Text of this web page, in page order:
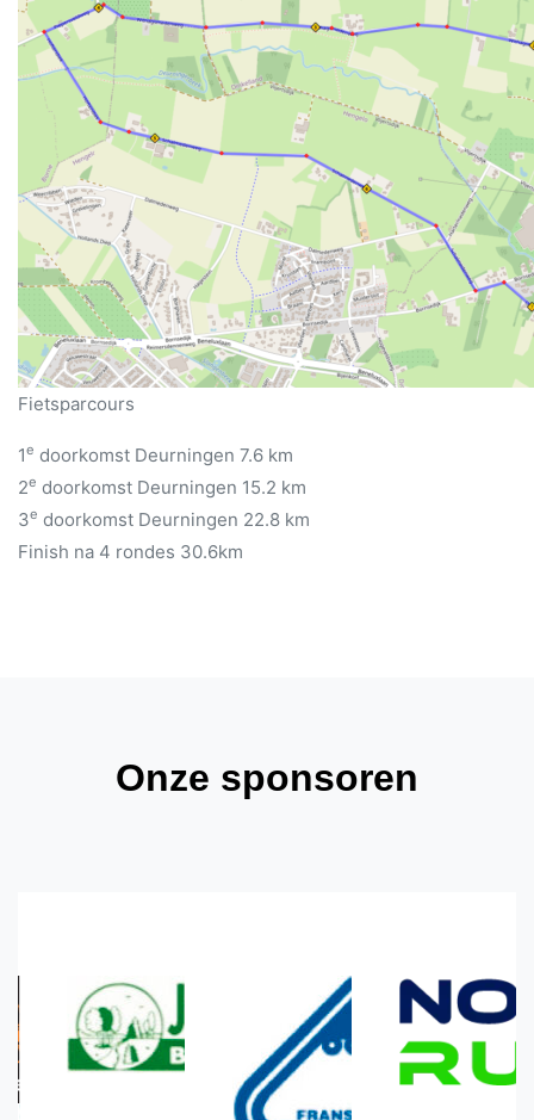
Fietsparcours
1e doorkomst Deurningen 7.6 km
2e doorkomst Deurningen 15.2 km
3e doorkomst Deurningen 22.8 km
Finish na 4 rondes 30.6km
Onze sponsoren